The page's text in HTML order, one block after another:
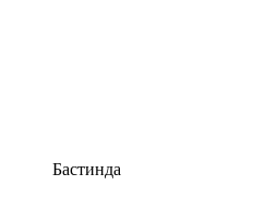
Бастинда